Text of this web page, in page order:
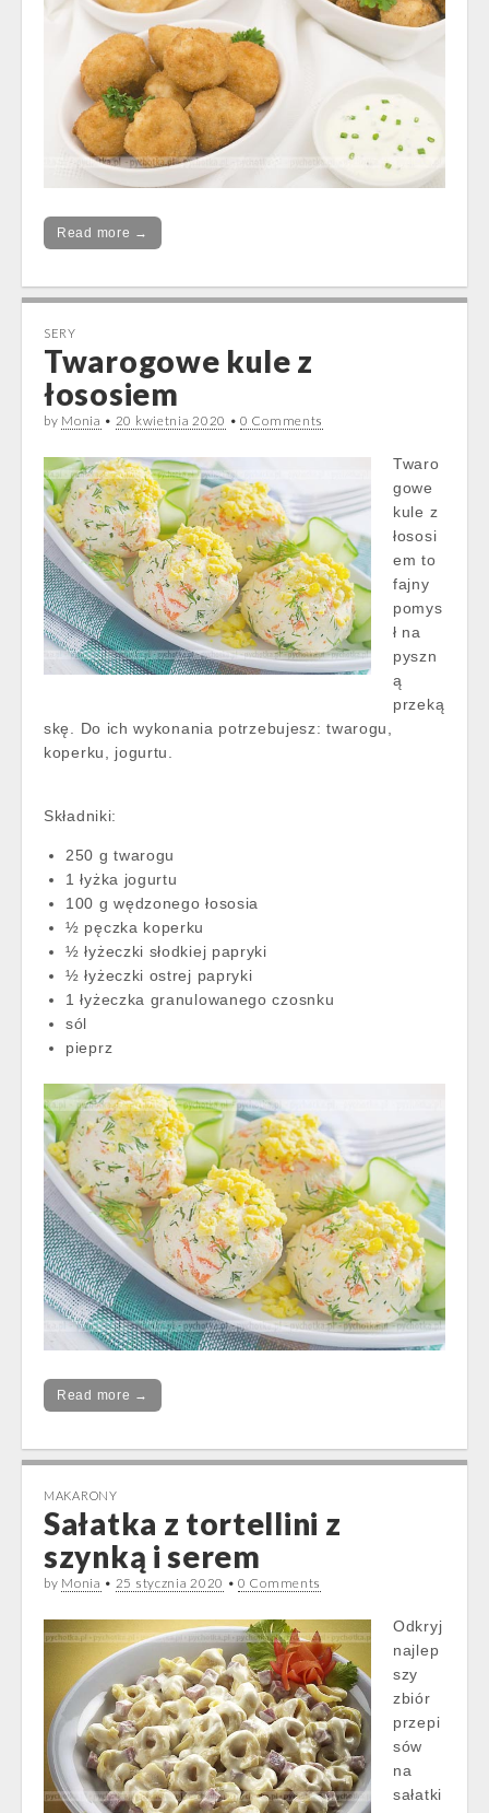
Read more →
SERY
Twarogowe kule z
łososiem
by Monia • 20 kwietnia 2020 •0 Comments
Twaro
gowe
kule z
łososi
em to
fajny
pomys
ł na
pyszn
ą
przeką
skę. Do ich wykonania potrzebujesz: twarogu,
koperku, jogurtu.
Składniki:
250 g twarogu
1 łyżka jogurtu
100 g wędzonego łososia
½ pęczka koperku
½ łyżeczki słodkiej papryki
½ łyżeczki ostrej papryki
1 łyżeczka granulowanego czosnku
sól
pieprz
Read more →
MAKARONY
Sałatka z tortellini z
szynką i serem
by Monia • 25 stycznia 2020 •0 Comments
Odkryj
najlep
szy
zbiór
przepi
sów
na
sałatki